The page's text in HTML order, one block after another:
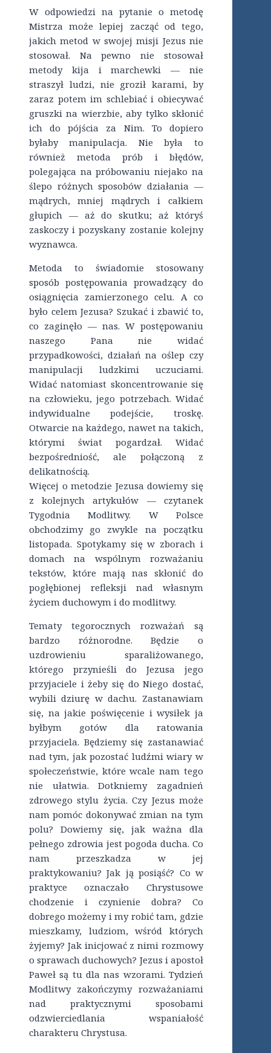
W odpowiedzi na pytanie o metodę
Mistrza może lepiej zacząć od tego,
jakich metod w swojej misji Jezus nie
stosował. Na pewno nie stosował
metody kija i marchewki — nie
straszył ludzi, nie groził karami, by
zaraz potem im schlebiać i obiecywać
gruszki na wierzbie, aby tylko skłonić
ich do pójścia za Nim. To dopiero
byłaby manipulacja. Nie była to
również metoda prób i błędów,
polegająca na próbowaniu niejako na
ślepo różnych sposobów działania —
mądrych, mniej mądrych i całkiem
głupich — aż do skutku; aż któryś
zaskoczy i pozyskany zostanie kolejny
wyznawca.
Metoda to świadomie stosowany
sposób postępowania prowadzący do
osiągnięcia zamierzonego celu. A co
było celem Jezusa? Szukać i zbawić to,
co zaginęło — nas. W postępowaniu
naszego Pana nie widać
przypadkowości, działań na oślep czy
manipulacji ludzkimi uczuciami.
Widać natomiast skoncentrowanie się
na człowieku, jego potrzebach. Widać
indywidualne podejście, troskę.
Otwarcie na każdego, nawet na takich,
którymi świat pogardzał. Widać
bezpośredniość, ale połączoną z
delikatnością.
Więcej o metodzie Jezusa dowiemy się
z kolejnych artykułów — czytanek
Tygodnia Modlitwy. W Polsce
obchodzimy go zwykle na początku
listopada. Spotykamy się w zborach i
domach na wspólnym rozważaniu
tekstów, które mają nas skłonić do
pogłębionej refleksji nad własnym
życiem duchowym i do modlitwy.
Tematy tegorocznych rozważań są
bardzo różnorodne. Będzie o
uzdrowieniu sparaliżowanego,
którego przynieśli do Jezusa jego
przyjaciele i żeby się do Niego dostać,
wybili dziurę w dachu. Zastanawiam
się, na jakie poświęcenie i wysiłek ja
byłbym gotów dla ratowania
przyjaciela. Będziemy się zastanawiać
nad tym, jak pozostać ludźmi wiary w
społeczeństwie, które wcale nam tego
nie ułatwia. Dotkniemy zagadnień
zdrowego stylu życia. Czy Jezus może
nam pomóc dokonywać zmian na tym
polu? Dowiemy się, jak ważna dla
pełnego zdrowia jest pogoda ducha. Co
nam przeszkadza w jej
praktykowaniu? Jak ją posiąść? Co w
praktyce oznaczało Chrystusowe
chodzenie i czynienie dobra? Co
dobrego możemy i my robić tam, gdzie
mieszkamy, ludziom, wśród których
żyjemy? Jak inicjować z nimi rozmowy
o sprawach duchowych? Jezus i apostoł
Paweł są tu dla nas wzorami. Tydzień
Modlitwy zakończymy rozważaniami
nad praktycznymi sposobami
odzwierciedlania wspaniałość
charakteru Chrystusa.